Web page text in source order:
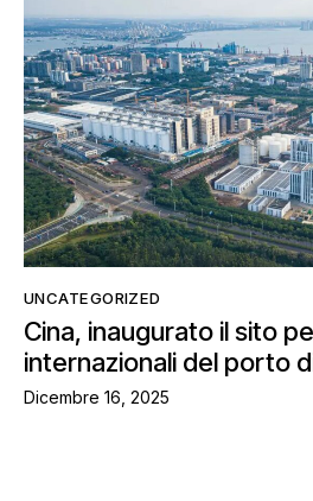
UNCATEGORIZED
Cina, inaugurato il sito
internazionali del porto
Dicembre 16, 2025